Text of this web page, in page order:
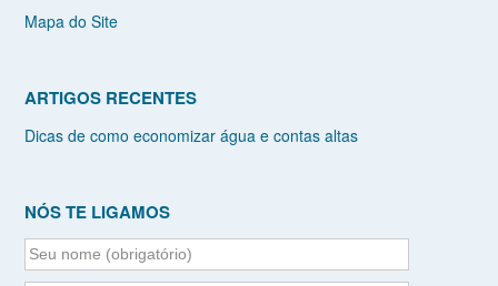
Mapa do Site
ARTIGOS RECENTES
Dicas de como economizar água e contas altas
NÓS TE LIGAMOS